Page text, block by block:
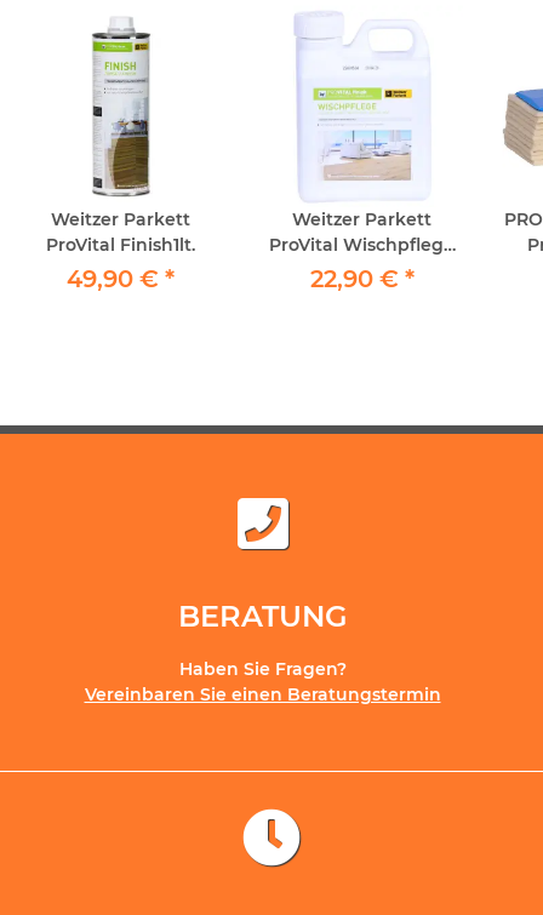
Weitzer Parkett
ProVital Finish1lt.
49,90 € *
Weitzer Parkett
ProVital Wischpflege
1lt.
22,90 € *
BERATUNG
Haben Sie Fragen?
Vereinbaren Sie einen Beratungstermin